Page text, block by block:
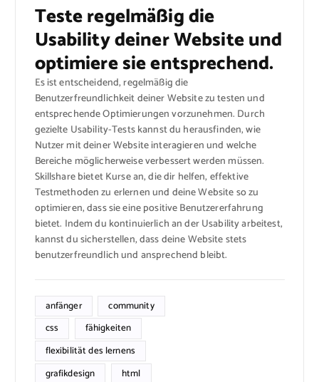
Teste regelmäßig die
Usability deiner Website und
optimiere sie entsprechend.
Es ist entscheidend, regelmäßig die
Benutzerfreundlichkeit deiner Website zu testen und
entsprechende Optimierungen vorzunehmen. Durch
gezielte Usability-Tests kannst du herausfinden, wie
Nutzer mit deiner Website interagieren und welche
Bereiche möglicherweise verbessert werden müssen.
Skillshare bietet Kurse an, die dir helfen, effektive
Testmethoden zu erlernen und deine Website so zu
optimieren, dass sie eine positive Benutzererfahrung
bietet. Indem du kontinuierlich an der Usability arbeitest,
kannst du sicherstellen, dass deine Website stets
benutzerfreundlich und ansprechend bleibt.
anfänger
community
css
fähigkeiten
flexibilität des lernens
grafikdesign
html